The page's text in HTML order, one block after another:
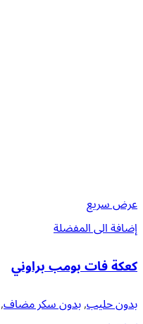
عرض سريع
إضافة الى المفضلة
كعكة فات بومب براوني
بدون حليب,بدون سكر مضاف,